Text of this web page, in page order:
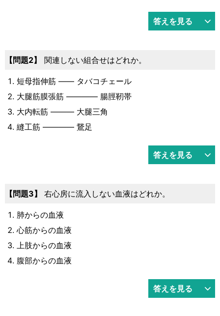
答えを見る
2 関連しない組合せはどれか。
短母指伸筋 ―― タバコチェール
大腿筋膜張筋 ―――― 腸脛靭帯
大内転筋 ――― 大腿三角
縫工筋 ―――― 鵞足
答えを見る
3 右心房に流入しない血液はどれか。
肺からの血液
心筋からの血液
上肢からの血液
腹部からの血液
答えを見る